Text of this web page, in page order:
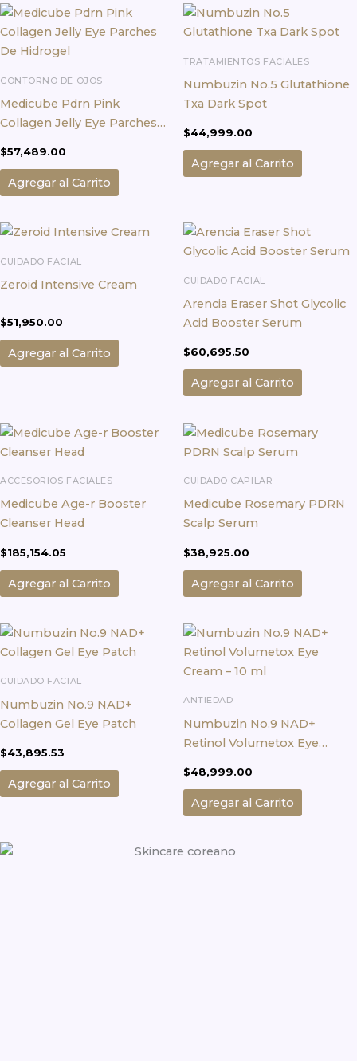
CONTORNO DE OJOS
Medicube Pdrn Pink
Collagen Jelly Eye Parches
$57,489.00
Agregar al Carrito
TRATAMIENTOS FACIALES
Numbuzin No.5 Glutathione
Txa Dark Spot
$44,999.00
Agregar al Carrito
CUIDADO FACIAL
Zeroid Intensive Cream
$51,950.00
Agregar al Carrito
CUIDADO FACIAL
Arencia Eraser Shot Glycolic
Acid Booster Serum
$60,695.50
Agregar al Carrito
ACCESORIOS FACIALES
Medicube Age-r Booster
Cleanser Head
$185,154.05
Agregar al Carrito
CUIDADO CAPILAR
Medicube Rosemary PDRN
Scalp Serum
$38,925.00
Agregar al Carrito
CUIDADO FACIAL
Numbuzin No.9 NAD+
Collagen Gel Eye Patch
$43,895.53
Agregar al Carrito
ANTIEDAD
Numbuzin No.9 NAD+
Retinol Volumetox Eye
$48,999.00
Agregar al Carrito